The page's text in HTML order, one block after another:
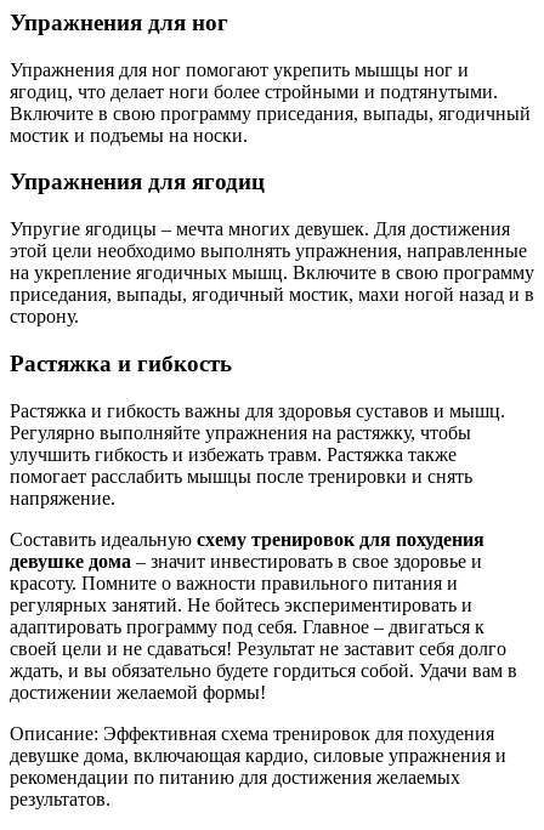
Упражнения для ног
Упражнения для ног помогают укрепить мышцы ног и
ягодиц, что делает ноги более стройными и подтянутыми.
Включите в свою программу приседания, выпады, ягодичный
мостик и подъемы на носки.
Упражнения для ягодиц
Упругие ягодицы – мечта многих девушек. Для достижения
этой цели необходимо выполнять упражнения, направленные
на укрепление ягодичных мышц. Включите в свою программу
приседания, выпады, ягодичный мостик, махи ногой назад и в
сторону.
Растяжка и гибкость
Растяжка и гибкость важны для здоровья суставов и мышц.
Регулярно выполняйте упражнения на растяжку, чтобы
улучшить гибкость и избежать травм. Растяжка также
помогает расслабить мышцы после тренировки и снять
напряжение.
Составить идеальную схему тренировок для похудения
девушке дома – значит инвестировать в свое здоровье и
красоту. Помните о важности правильного питания и
регулярных занятий. Не бойтесь экспериментировать и
адаптировать программу под себя. Главное – двигаться к
своей цели и не сдаваться! Результат не заставит себя долго
ждать, и вы обязательно будете гордиться собой. Удачи вам в
достижении желаемой формы!
Описание: Эффективная схема тренировок для похудения
девушке дома, включающая кардио, силовые упражнения и
рекомендации по питанию для достижения желаемых
результатов.